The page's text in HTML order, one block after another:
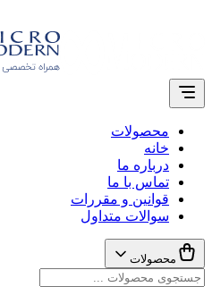
محصولات
خانه
درباره ما
تماس با ما
قوانین و مقررات
سوالات متداول
محصولات